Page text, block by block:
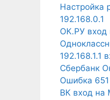
Настройка
192.168.0.1
ОК.РУ вход
192.168.1.1
Сбербанк
Ошибка
ВК вход на